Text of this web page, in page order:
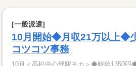
[一般派遣]
10月開始◆月収21万以上◆
コツコツ事務
10月＜高松中心部駅チカ＞◆時給1350円